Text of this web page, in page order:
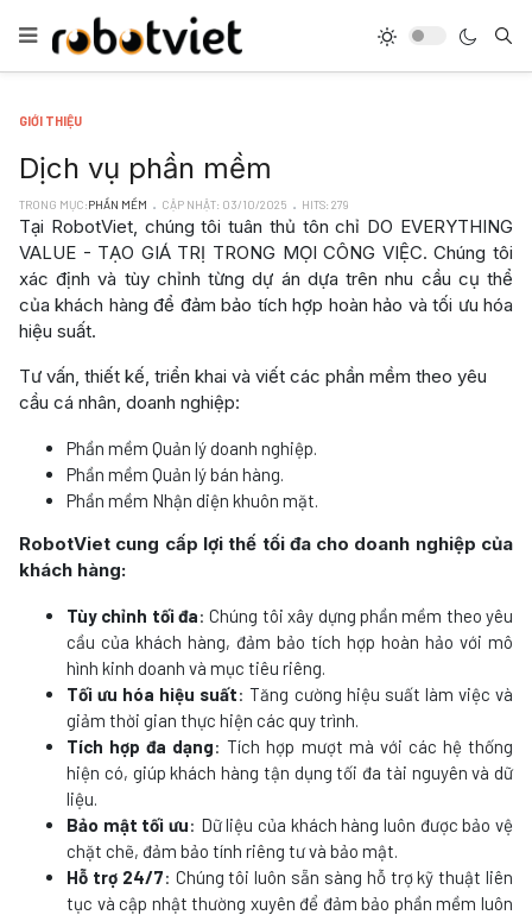
GIỚI THIỆU
Dịch vụ phần mềm
TRONG MỤC:PHẦN MỀM CẬP NHẬT: 03/10/2025 HITS: 279
Tại RobotViet, chúng tôi tuân thủ tôn chỉ DO EVERYTHING
VALUE - TẠO GIÁ TRỊ TRONG MỌI CÔNG VIỆC. Chúng tôi
xác định và tùy chỉnh từng dự án dựa trên nhu cầu cụ thể
của khách hàng để đảm bảo tích hợp hoàn hảo và tối ưu hóa
hiệu suất.
Tư vấn, thiết kế, triển khai và viết các phần mềm theo yêu
cầu cá nhân, doanh nghiệp:
Phần mềm Quản lý doanh nghiệp.
Phần mềm Quản lý bán hàng.
Phần mềm Nhận diện khuôn mặt.
RobotViet cung cấp lợi thế tối đa cho doanh nghiệp của
khách hàng:
Tùy chỉnh tối đa: Chúng tôi xây dựng phần mềm theo yêu
cầu của khách hàng, đảm bảo tích hợp hoàn hảo với mô
hình kinh doanh và mục tiêu riêng.
Tối ưu hóa hiệu suất: Tăng cường hiệu suất làm việc và
giảm thời gian thực hiện các quy trình.
Tích hợp đa dạng: Tích hợp mượt mà với các hệ thống
hiện có, giúp khách hàng tận dụng tối đa tài nguyên và dữ
liệu.
Bảo mật tối ưu: Dữ liệu của khách hàng luôn được bảo vệ
chặt chẽ, đảm bảo tính riêng tư và bảo mật.
Hỗ trợ 24/7: Chúng tôi luôn sẵn sàng hỗ trợ kỹ thuật liên
tục và cập nhật thường xuyên để đảm bảo phần mềm luôn